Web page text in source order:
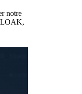
notre